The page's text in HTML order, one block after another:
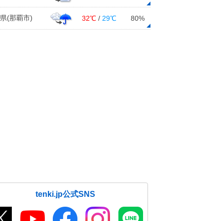
(那覇市) 32℃ / 29℃ 80%
tenki.jp公式SNS